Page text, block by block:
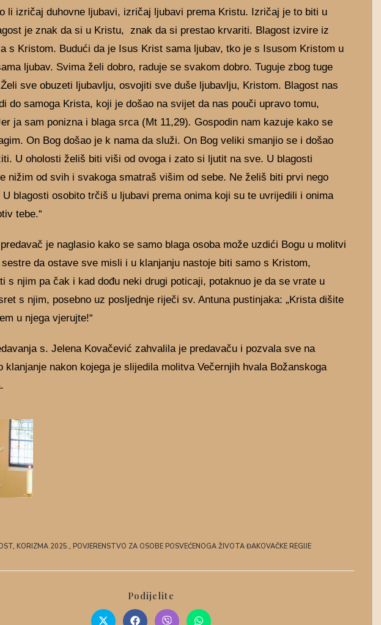
li izričaj duhovne ljubavi, izričaj ljubavi prema Kristu. Izričaj je to biti u
je znak da si u Kristu, znak da si prestao krvariti. Blagost izvire iz
s Kristom. Budući da je Isus Krist sama ljubav, tko je s Isusom Kristom u
ljubav. Svima želi dobro, raduje se svakom dobro. Tuguje zbog tuge
sve obuzeti ljubavlju, osvojiti sve duše ljubavlju, Kristom. Blagost nas
do samoga Krista, koji je došao na svijet da nas pouči upravo tomu,
ja sam ponizna i blaga srca (Mt 11,29). Gospodin nam kazuje kako se
On Bog došao je k nama da služi. On Bog veliki smanjio se i došao
U oholosti želiš biti viši od ovoga i zato si ljutit na sve. U blagosti
nižim od svih i svakoga smatraš višim od sebe. Ne želiš biti prvi nego
U blagosti osobito trčiš u ljubavi prema onima koji su te uvrijedili i onima
tebe.“
je naglasio kako se samo blaga osoba može uzdići Bogu u molitvi
da ostave sve misli i u klanjanju nastoje biti samo s Kristom,
s njim pa čak i kad dođu neki drugi poticaji, potaknuo je da se vrate u
s njim, posebno uz posljednje riječi sv. Antuna pustinjaka: „Krista dišite
u njega vjerujte!“
s. Jelena Kovačević zahvalila je predavaču i pozvala sve na
klanjanje nakon kojega je slijedila molitva Večernjih hvala Božanskoga
, KORIZMA 2025., POVJERENSTVO ZA OSOBE POSVEĆENOGA ŽIVOTA ĐAKOVAČKE REGIJE
Podijelite